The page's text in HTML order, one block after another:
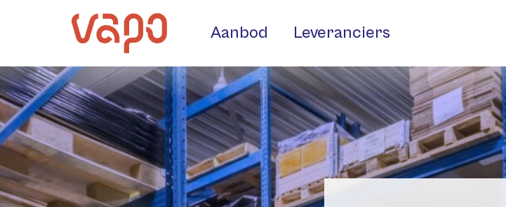
Aanbod Leveranciers